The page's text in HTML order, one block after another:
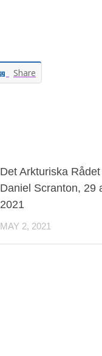
Share
Det Arkturiska
Daniel Scranton, 29
2021
MAY 2, 2021